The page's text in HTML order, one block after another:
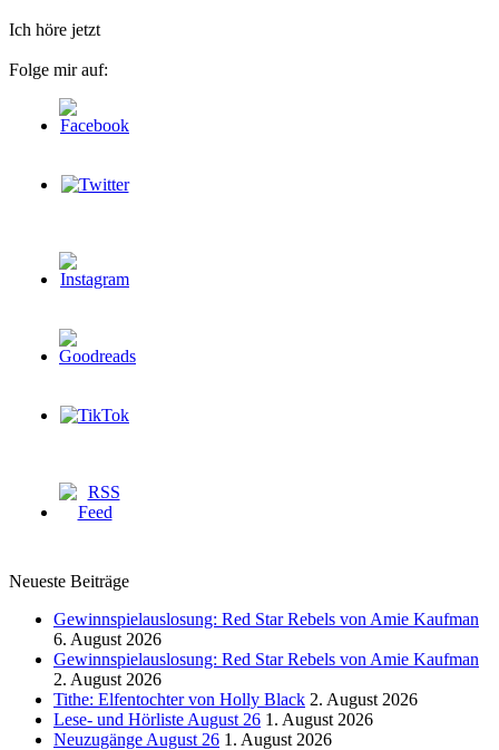
Ich höre jetzt
Folge mir auf:
Neueste Beiträge
Gewinnspielauslosung: Red Star Rebels von Amie Kaufman
6. August 2026
Gewinnspielauslosung: Red Star Rebels von Amie Kaufman
2. August 2026
Tithe: Elfentochter von Holly Black 2. August 2026
Lese- und Hörliste August 26 1. August 2026
Neuzugänge August 26 1. August 2026